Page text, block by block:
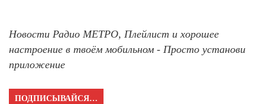
Новости Радио МЕТРО, Плейлист и хорошее
настроение в твоём мобильном - Просто установи
приложение
ПОДПИСЫВАЙСЯ…